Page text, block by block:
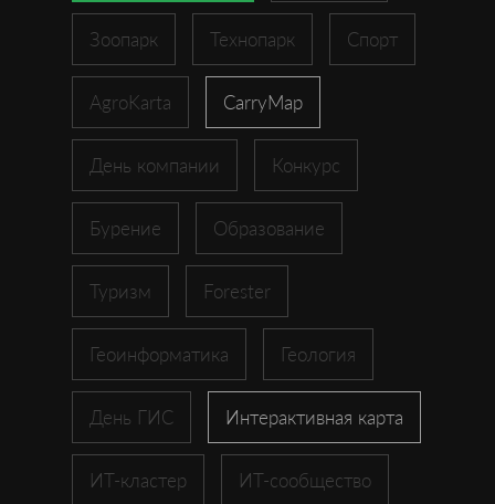
Зоопарк Технопарк Спорт
AgroKarta CarryMap
День компании Конкурс
Бурение Образование
Туризм Forester
Геоинформатика Геология
День ГИС Интерактивная карта
ИТ-кластер ИТ-сообщество